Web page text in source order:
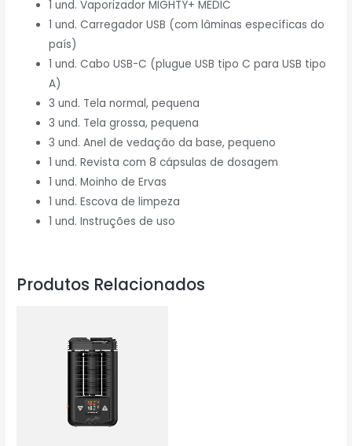
1 und. Vaporizador MIGHTY+ MEDIC
1 und. Carregador USB (com lâminas específicas do
país)
1 und. Cabo USB-C (plugue USB tipo C para USB tipo
A)
3 und. Tela normal, pequena
3 und. Tela grossa, pequena
3 und. Anel de vedação da base, pequeno
1 und. Revista com 8 cápsulas de dosagem
1 und. Moinho de Ervas
1 und. Escova de limpeza
1 und. Instruções de uso
Produtos Relacionados